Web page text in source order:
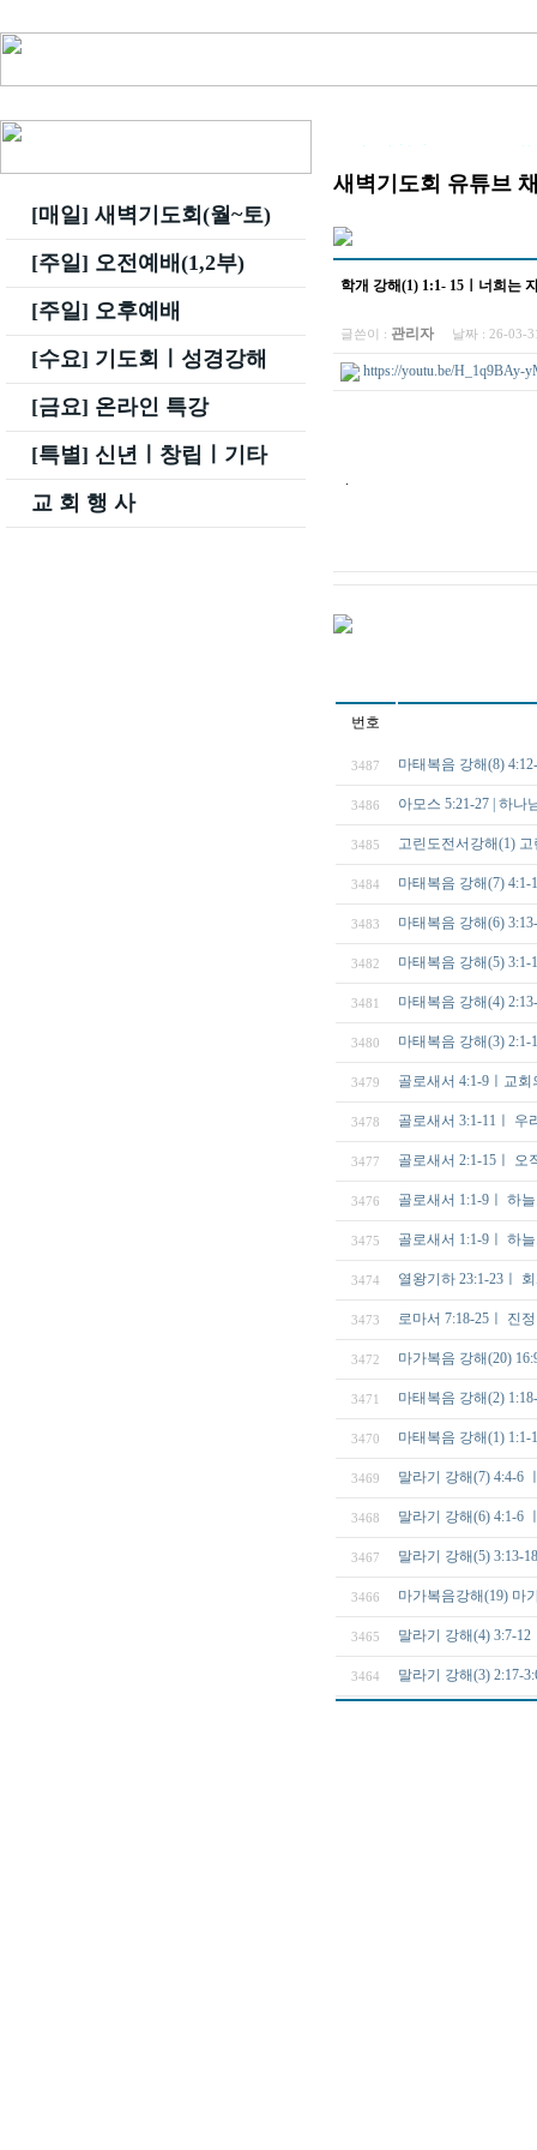
[매일] 새벽기도회(월~토)
[주일] 오전예배(1,2부)
[주일] 오후예배
[수요] 기도회ㅣ성경강해
[금요] 온라인 특강
[특별] 신년ㅣ창립ㅣ기타
교 회 행 사
새벽기도회 유튜브
학개 강해(1) 1:1- 15ㅣ너희는
글쓴이 : 관리자 날짜 : 26-03-
https://youtu.be/H_1q9BAy-
.
번호
3487 마태복음 강해(8)
3486 아모스 5:21-27 | 하나
3485 고린도전서강해(1)
3484 마태복음 강해(7)
3483 마태복음 강해(6)
3482 마태복음 강해(5)
3481 마태복음 강해(4)
3480 마태복음 강해(3)
3479 골로새서 4:1-9ㅣ교
3478 골로새서 3:1-11ㅣ 우
3477 골로새서 2:1-15ㅣ 오
3476 골로새서 1:1-9ㅣ 하
3475 골로새서 1:1-9ㅣ 하
3474 열왕기하 23:1-23ㅣ
3473 로마서 7:18-25ㅣ 진
3472 마가복음 강해(20)
3471 마태복음 강해(2)
3470 마태복음 강해(1)
3469 말라기 강해(7) 4:4-6
3468 말라기 강해(6) 4:1-6
3467 말라기 강해(5) 3:13-
3466 마가복음강해(19) 마
3465 말라기 강해(4) 3:7-
3464 말라기 강해(3) 2:17-